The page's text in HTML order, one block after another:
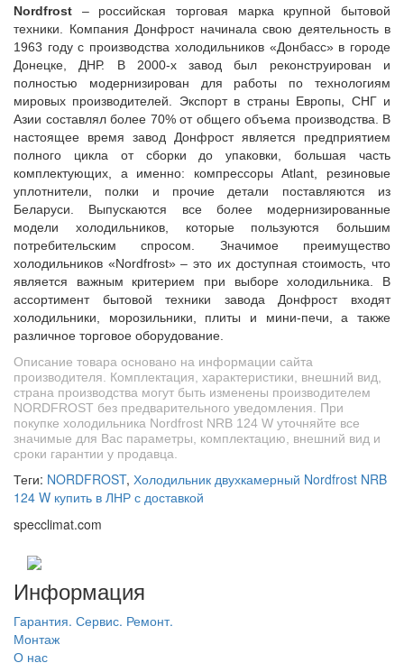
Nordfrost – российская торговая марка крупной бытовой
техники. Компания Донфрост начинала свою деятельность в
1963 году с производства холодильников «Донбасс» в городе
Донецке, ДНР. В 2000-х завод был реконструирован и
полностью модернизирован для работы по технологиям
мировых производителей. Экспорт в страны Европы, СНГ и
Азии составлял более 70% от общего объема производства. В
настоящее время завод Донфрост является предприятием
полного цикла от сборки до упаковки, большая часть
комплектующих, а именно: компрессоры Atlant, резиновые
уплотнители, полки и прочие детали поставляются из
Беларуси. Выпускаются все более модернизированные
модели холодильников, которые пользуются большим
потребительским спросом. Значимое преимущество
холодильников «Nordfrost» – это их доступная стоимость, что
является важным критерием при выборе холодильника. В
ассортимент бытовой техники завода Донфрост входят
холодильники, морозильники, плиты и мини-печи, а также
различное торговое оборудование.
Описание товара основано на информации сайта
производителя. Комплектация, характеристики, внешний вид,
страна производства могут быть изменены производителем
NORDFROST без предварительного уведомления. При
покупке холодильника Nordfrost NRB 124 W уточняйте все
значимые для Вас параметры, комплектацию, внешний вид и
сроки гарантии у продавца.
Теги: NORDFROST, Холодильник двухкамерный Nordfrost NRB
124 W купить в ЛНР с доставкой
specclimat.com
Информация
Гарантия. Сервис. Ремонт.
Монтаж
О нас